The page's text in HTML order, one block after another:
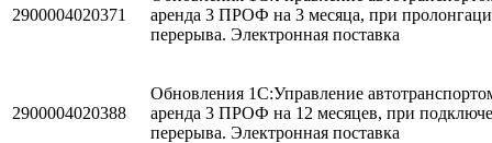
2900004020371
аренда 3 ПРОФ на 3 месяца, при
перерыва. Электронная поставка
2900004020388
Обновления 1С:Управление
аренда 3 ПРОФ на 12 месяцев, при
перерыва. Электронная поставка